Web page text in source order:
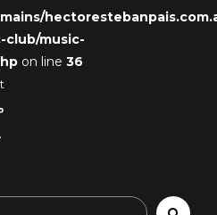
music-
on line 36